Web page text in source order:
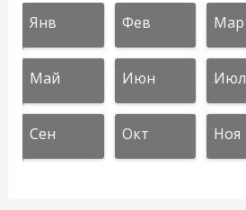
Янв Фев Мар
Май Июн Июл
Сен Окт Ноя